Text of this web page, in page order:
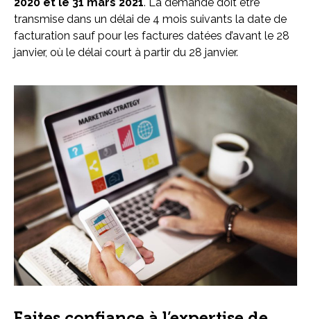
transmise dans un délai de 4 mois suivants la date de
facturation sauf pour les factures datées d’avant le 28
janvier, où le délai court à partir du 28 janvier.